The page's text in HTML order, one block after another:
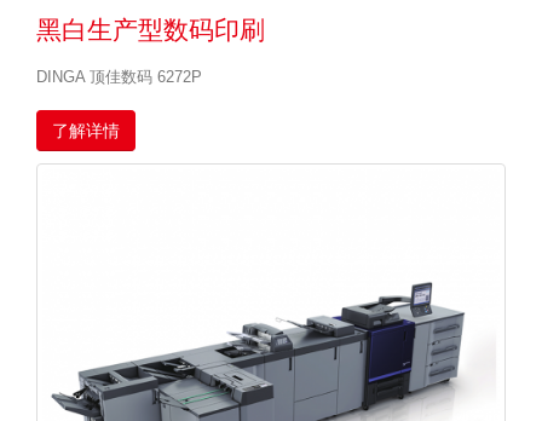
黑白生产型数码印刷
DINGA 顶佳数码 6272P
了解详情